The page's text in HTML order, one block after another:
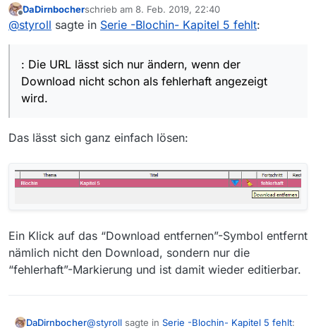
Tausend Worte
Meistens ja, hier kommt man jedoch nicht herum,
Entscheidendes zum Bild zu sagen: Die URL lässt sich
fehlerhaft angezeigt wird. Deshalb ist die obige Variante
via Webbrowser wohl einfacher/vertrauter.
Offline
DaDirnbocherschrieb am 8. Feb. 2019, 22:40
zuletzt editiert von
@styroll sagte in Serie -Blochin- Kapitel 5 fehlt:
: Die URL lässt sich nur ändern, wenn der
Download nicht schon als fehlerhaft angezeigt
wird.
Das lässt sich ganz einfach lösen:
Ein Klick auf das “Download entfernen”-Symbol entfernt
nämlich nicht den Download, sondern nur die
“fehlerhaft”-Markierung und ist damit wieder editierbar.
DaDirnbocher@styroll sagte in Serie -Blochin- Kapitel 5 fehlt: